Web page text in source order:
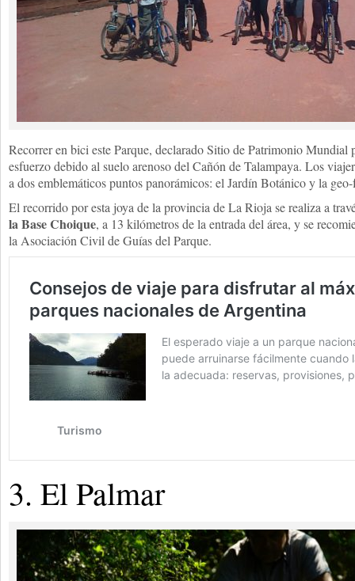
Recorrer en bici este Parque, declarado Sitio de Patrimonio
esfuerzo debido al suelo arenoso del Cañón de Talampaya. Los
a dos emblemáticos puntos panorámicos: el Jardín Botánico y la
El recorrido por esta joya de la provincia de La Rioja se realiza a
la Base Choique, a 13 kilómetros de la entrada del área, y se
la Asociación Civil de Guías del Parque.
3. El Palmar